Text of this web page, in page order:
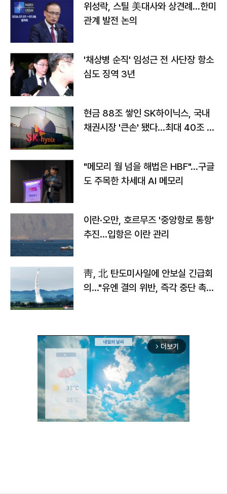
위성락, 스틸 美대사와 상견례…한미
관계 발전 논의
'채상병 순직' 임성근 전 사단장 항소
심도 징역 3년
현금 88조 쌓인 SK하이닉스, 국내
채권시장 '큰손' 됐다…최대 40조 투
"메모리 월 넘을 해법은 HBF"…구글
도 주목한 차세대 AI 메모리
이란·오만, 호르무즈 '중앙항로 통항'
추진…입항은 이란 관리
靑, 北 탄도미사일에 안보실 긴급회
의…"유엔 결의 위반, 즉각 중단 촉
arrow_forward_ios 더보기